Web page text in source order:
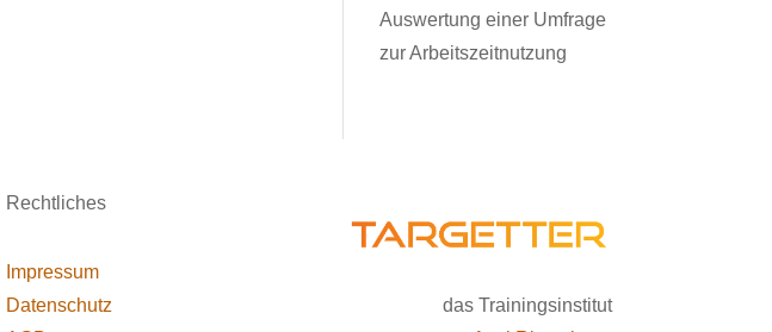
Auswertung einer Umfrage
zur Arbeitszeitnutzung
Rechtliches
Impressum
Datenschutz
das Trainingsinstitut